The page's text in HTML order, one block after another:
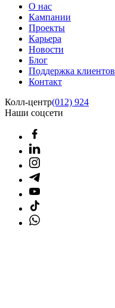
О нас
Кампании
Проекты
Карьера
Новости
Блог
Поддержка клиентов
Контакт
Колл-центр(012) 924
Наши соцсети